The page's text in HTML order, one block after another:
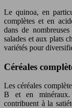
Le quinoa, en
complètes et en
dans de
salades et aux plats
variétés pour
Céréales
Les céréales
B et en minéraux.
contribuent à la